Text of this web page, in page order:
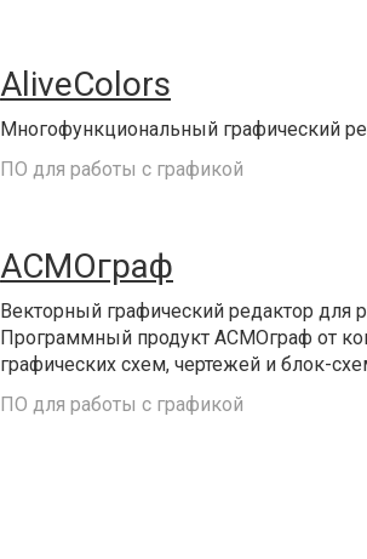
AliveColors
Многофункциональный графический
ПО для работы с графикой
АСМОграф
Векторный графический редактор для
Программный продукт АСМОграф от
графических схем, чертежей и блок-
ПО для работы с графикой